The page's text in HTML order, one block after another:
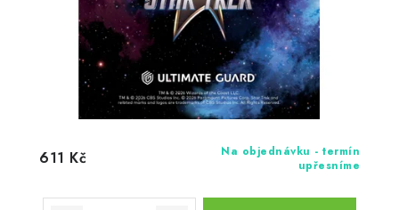
Na objednávku - termín
upřesníme
611 Kč